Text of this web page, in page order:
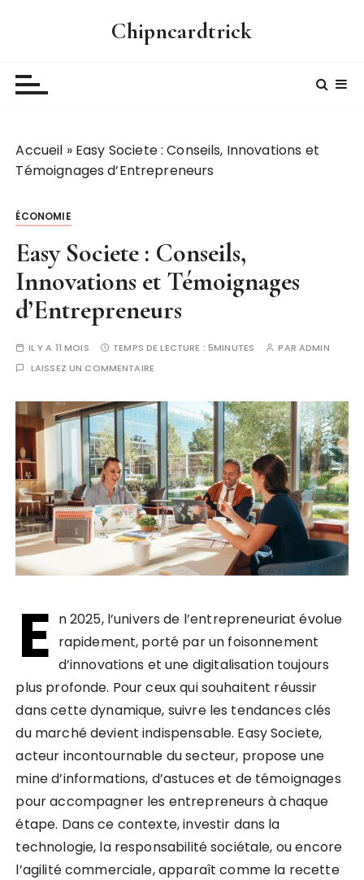
Chipncardtrick
Accueil » Easy Societe : Conseils, Innovations et
Témoignages d’Entrepreneurs
ÉCONOMIE
Easy Societe : Conseils,
Innovations et Témoignages
d’Entrepreneurs
IL Y A 11 MOIS TEMPS DE LECTURE : 5MINUTES PARADMIN
LAISSEZ UN COMMENTAIRE
E n 2025, l’univers de l’entrepreneuriat évolue
rapidement, porté par un foisonnement
d’innovations et une digitalisation toujours
plus profonde. Pour ceux qui souhaitent réussir
dans cette dynamique, suivre les tendances clés
du marché devient indispensable. Easy Societe,
acteur incontournable du secteur, propose une
mine d’informations, d’astuces et de témoignages
pour accompagner les entrepreneurs à chaque
étape. Dans ce contexte, investir dans la
technologie, la responsabilité sociétale, ou encore
l’agilité commerciale, apparaît comme la recette